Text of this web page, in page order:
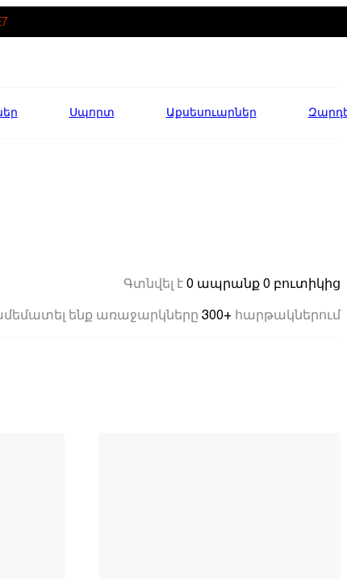
Սպորտ Աքսեսուարներ
Գտնվել է 0 ապրանք 0 բուտիկից
ենք առաջարկները 300+ հարթակներում